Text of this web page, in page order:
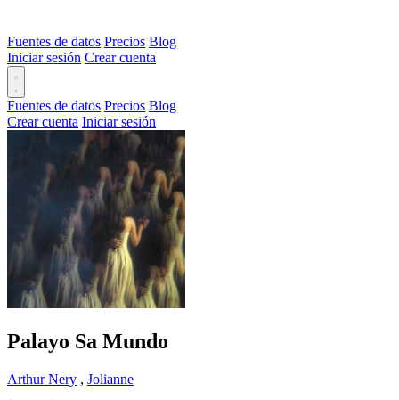
Fuentes de datos Precios Blog
Iniciar sesión Crear cuenta
Fuentes de datos Precios Blog
Crear cuenta Iniciar sesión
Palayo Sa Mundo
Arthur Nery , Jolianne